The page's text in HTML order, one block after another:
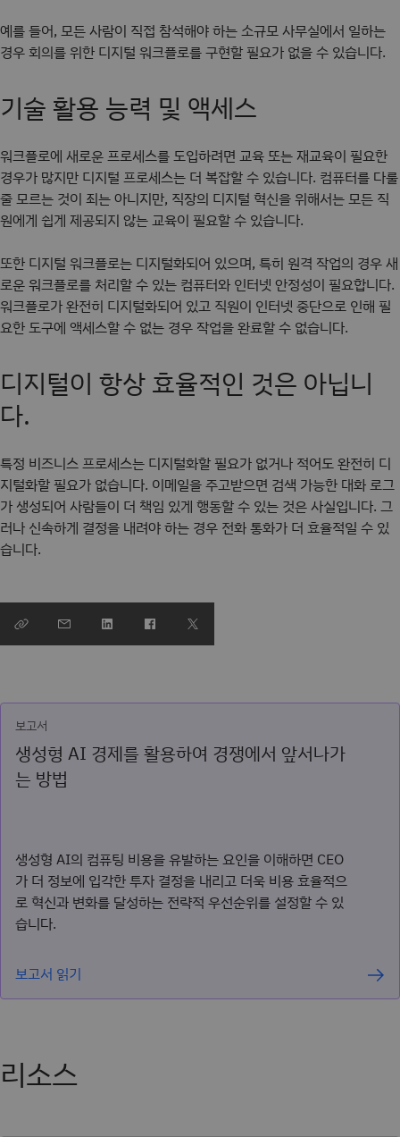
예를 들어, 모든 사람이 직접 참석해야 하는 소규모 사무실에서 일하는
경우 회의를 위한 디지털 워크플로를 구현할 필요가 없을 수 있습니다.
기술 활용 능력 및 액세스
워크플로에 새로운 프로세스를 도입하려면 교육 또는 재교육이 필요한
경우가 많지만 디지털 프로세스는 더 복잡할 수 있습니다. 컴퓨터를 다룰
줄 모르는 것이 죄는 아니지만, 직장의 디지털 혁신을 위해서는 모든 직
원에게 쉽게 제공되지 않는 교육이 필요할 수 있습니다.
또한 디지털 워크플로는 디지털화되어 있으며, 특히 원격 작업의 경우 새
로운 워크플로를 처리할 수 있는 컴퓨터와 인터넷 안정성이 필요합니다.
워크플로가 완전히 디지털화되어 있고 직원이 인터넷 중단으로 인해 필
요한 도구에 액세스할 수 없는 경우 작업을 완료할 수 없습니다.
디지털이 항상 효율적인 것은 아닙니
다.
특정 비즈니스 프로세스는 디지털화할 필요가 없거나 적어도 완전히 디
지털화할 필요가 없습니다. 이메일을 주고받으면 검색 가능한 대화 로그
가 생성되어 사람들이 더 책임 있게 행동할 수 있는 것은 사실입니다. 그
러나 신속하게 결정을 내려야 하는 경우 전화 통화가 더 효율적일 수 있
습니다.
보고서
생성형 AI 경제를 활용하여 경쟁에서 앞서나가
는 방법
생성형 AI의 컴퓨팅 비용을 유발하는 요인을 이해하면 CEO
가 더 정보에 입각한 투자 결정을 내리고 더욱 비용 효율적으
로 혁신과 변화를 달성하는 전략적 우선순위를 설정할 수 있
습니다.
보고서 읽기
리소스